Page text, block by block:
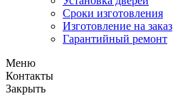
Сроки изготовления
Изготовление на заказ
Гарантийный ремонт
Меню
Контакты
Закрыть